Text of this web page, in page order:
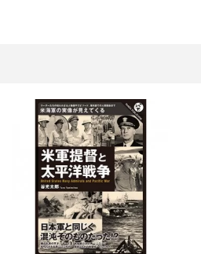
『〈決定版〉ソ連・ロシア 戦車王国
『米軍提督と太平洋戦争』（谷光太郎
重版情報
2020.12.18
『「砲兵」から見た世界大戦』（古峰
重版情報
2020.12.18
『日本陸海軍はなぜロジスティクスを
重版情報
2020.12.18
『F-2超入門』（関 賢太郎）三刷...